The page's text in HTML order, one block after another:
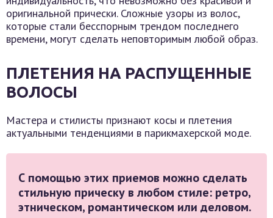
оригинальной прически. Сложные узоры из волос,
которые стали бесспорным трендом последнего
времени, могут сделать неповторимым любой образ.
ПЛЕТЕНИЯ НА РАСПУЩЕННЫЕ
ВОЛОСЫ
Мастера и стилисты признают косы и плетения
актуальными тенденциями в парикмахерской моде.
С помощью этих приемов можно сделать
стильную прическу в любом стиле: ретро,
этническом, романтическом или деловом.